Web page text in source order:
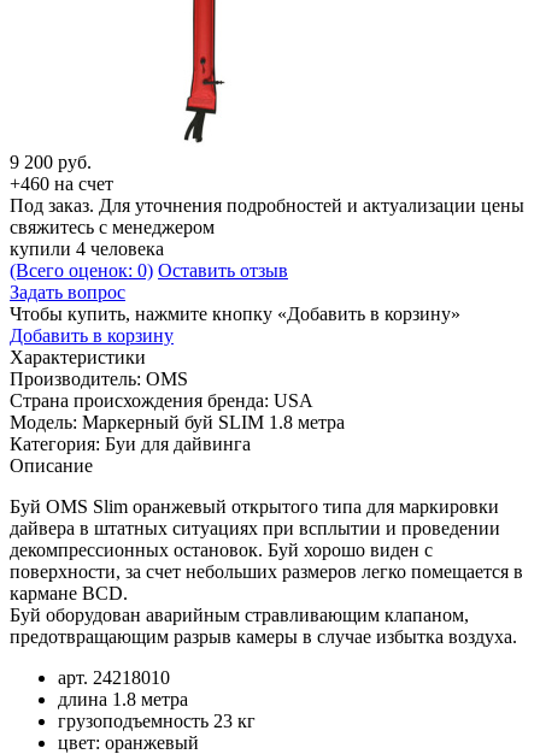
9 200 руб.
+460 на счет
Под заказ. Для уточнения подробностей и актуализации цены
свяжитесь с менеджером
купили 4 человека
(Всего оценок: 0) Оставить отзыв
Задать вопрос
Чтобы купить, нажмите кнопку «Добавить в корзину»
Добавить в корзину
Характеристики
Производитель: OMS
Страна происхождения бренда: USA
Модель: Маркерный буй SLIM 1.8 метра
Категория: Буи для дайвинга
Описание
Буй OMS Slim оранжевый открытого типа для маркировки
дайвера в штатных ситуациях при всплытии и проведении
декомпрессионных остановок. Буй хорошо виден с
поверхности, за счет небольших размеров легко помещается в
кармане BCD.
Буй оборудован аварийным стравливающим клапаном,
предотвращающим разрыв камеры в случае избытка воздуха.
арт. 24218010
длина 1.8 метра
грузоподъемность 23 кг
цвет: оранжевый